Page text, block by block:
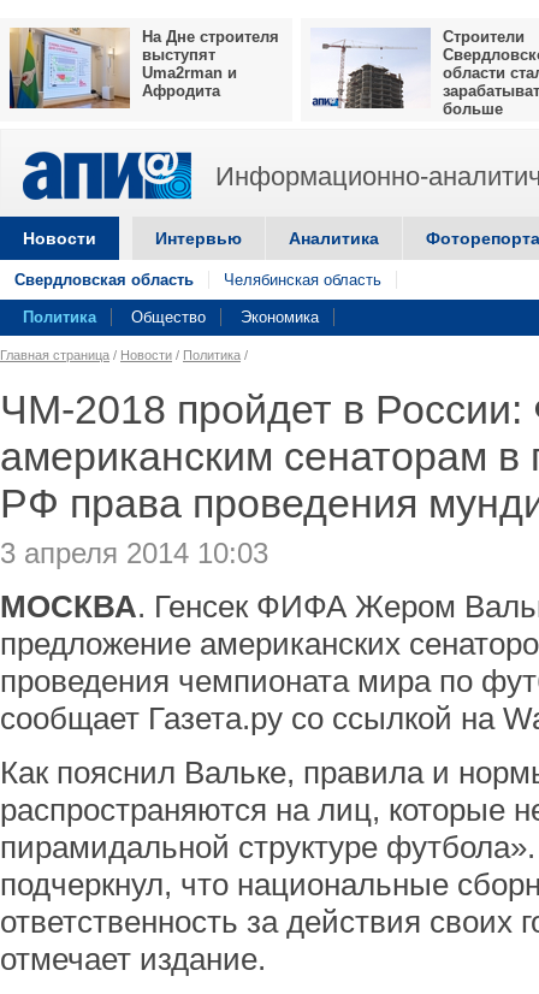
На Дне строителя
выступят
Uma2rman и
Афродита
Строители
области
больше
Информационно-
Новости Интервью Аналитика
Свердловская область Челябинская область
Политика Общество Экономика
Главная страница / Новости / Политика /
ЧМ-2018 пройдет в
американским сенаторам в
РФ права проведения
3 апреля 2014 10:03
МОСКВА. Генсек ФИФА Жером
предложение американских
проведения чемпионата мира по
сообщает Газета.ру со ссылкой на
Как пояснил Вальке, правила и
распространяются на лиц, которые
пирамидальной структуре
подчеркнул, что национальные
ответственность за действия своих
отмечает издание.